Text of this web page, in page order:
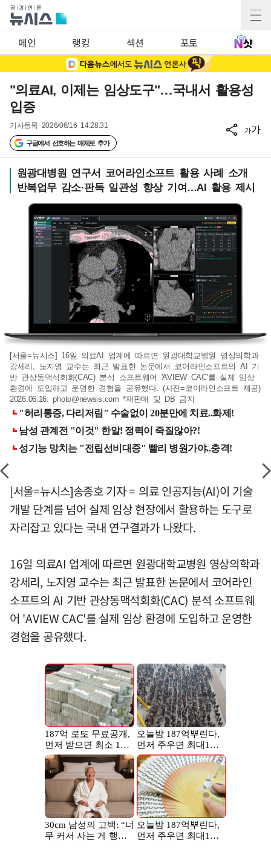
메인 랭킹 섹션 포토
"의료AI, 이제는 임상도구"…국내서 활용성
입증
기사등록 2026/06/16 14:28:31
구글에서 선호하는 매체로 추가
가가
원광대병원 연구서 코어라인소프트 활용 사례 소개
반복업무 감소·판독 일관성 향상 기여…AI 활용 제시
[서울=뉴시스] 16일 의료AI 업계에 따르면 원광대학교병원 영상의학과
강세리, 노지영 교수는 최근 발표한 논문에서 코어라인소프트의 AI 기
반 관상동맥석회화(CAC) 분석 소프트웨어 'AVIEW CAC'를 실제 임상
환경에 도입하고 운영한 경험을 공유했다. (사진=코어라인소프트 제공)
2026.06.16.photo@newsis.com *재판매 및 DB 금지
[서울=뉴시스]송종호 기자 = 의료 인공지능(AI)이 기술
개발 단계를 넘어 실제 임상 현장에서 활용하는 도구로
자리잡고 있다는 국내 연구결과가 나왔다.
16일 의료AI 업계에 따르면 원광대학교병원 영상의학과
강세리, 노지영 교수는 최근 발표한 논문에서 코어라인
소프트의 AI 기반 관상동맥석회화(CAC) 분석 소프트웨
어 'AVIEW CAC'를 실제 임상 환경에 도입하고 운영한
경험을 공유했다.